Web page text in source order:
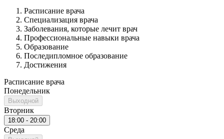
Расписание врача
Специализация врача
Заболевания, которые лечит врач
Профессиональные навыки врача
Образование
Последипломное образование
Достижения
Расписание врача
Понедельник
Выходной
Вторник
18:00 - 20:00
Среда